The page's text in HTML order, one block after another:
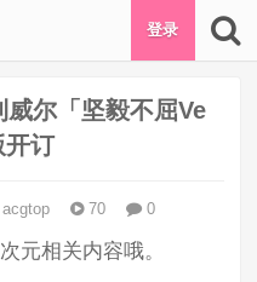
登录
尔「坚毅不屈Ve
开订
70 0
元相关内容哦。